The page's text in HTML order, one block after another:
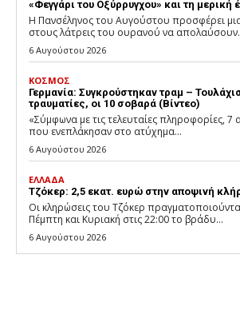
«Φεγγάρι του Οξύρρυγχου» και τη μερική
Η Πανσέληνος του Αυγούστου προσφέρει
στους λάτρεις του ουρανού να
6 Αυγούστου 2026
ΚΟΣΜΟΣ
Γερμανία: Συγκρούστηκαν τραμ –
τραυματίες, οι 10 σοβαρά (Βίντεο)
«Σύμφωνα με τις τελευταίες πληροφορίες,
που ενεπλάκησαν στο ατύχημα...
6 Αυγούστου 2026
ΕΛΛΑΔΑ
Τζόκερ: 2,5 εκατ. ευρώ στην αποψινή
Οι κληρώσεις του Τζόκερ
Πέμπτη και Κυριακή στις 22:00 το βράδυ...
6 Αυγούστου 2026